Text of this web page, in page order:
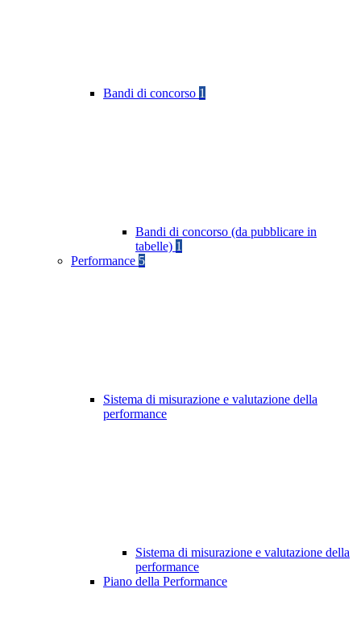
Bandi di concorso 1
Bandi di concorso (da pubblicare in
tabelle) 1
Performance 5
Sistema di misurazione e valutazione della
performance
Sistema di misurazione e valutazione della
performance
Piano della Performance